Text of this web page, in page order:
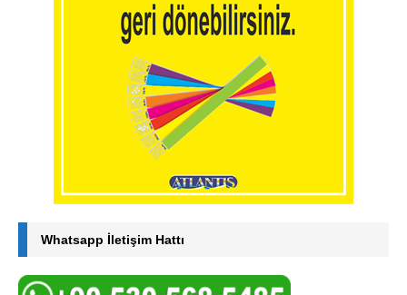
Whatsapp İletişim Hattı